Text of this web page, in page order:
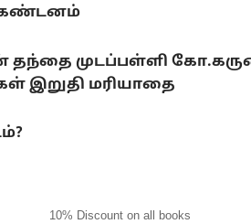
கண்டனம்
முடப்பள்ளி
இறுதி மரியாதை
10% Discount on all books